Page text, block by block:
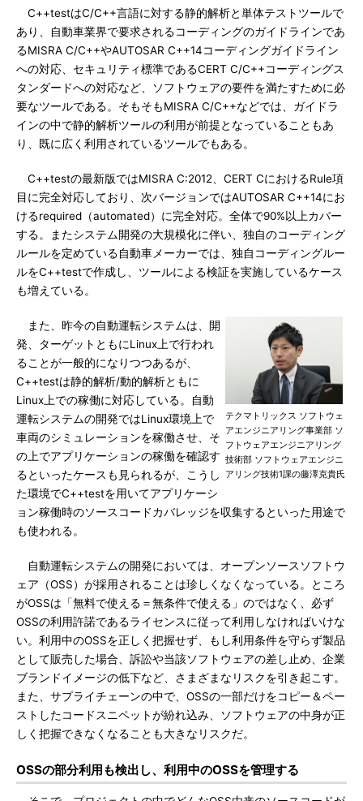
C++testはC/C++言語に対する静的解析と単体テストツールで
あり、自動車業界で要求されるコーディングのガイドラインであ
るMISRA C/C++やAUTOSAR C++14コーディングガイドライン
への対応、セキュリティ標準であるCERT C/C++コーディングス
タンダードへの対応など、ソフトウェアの要件を満たすために必
要なツールである。そもそもMISRA C/C++などでは、ガイドラ
インの中で静的解析ツールの利用が前提となっていることもあ
り、既に広く利用されているツールでもある。
C++testの最新版ではMISRA C:2012、CERT CにおけるRule項
目に完全対応しており、次バージョンではAUTOSAR C++14にお
けるrequired（automated）に完全対応。全体で90%以上カバー
する。またシステム開発の大規模化に伴い、独自のコーディング
ルールを定めている自動車メーカーでは、独自コーディングルー
ルをC++testで作成し、ツールによる検証を実施しているケース
も増えている。
テクマトリックス ソフトウェ
アエンジニアリング事業部 ソ
フトウェアエンジニアリング
技術部 ソフトウェアエンジニ
アリング技術1課の藤澤克貴氏
また、昨今の自動運転システムは、開
発、ターゲットともにLinux上で行われ
ることが一般的になりつつあるが、
C++testは静的解析/動的解析ともに
Linux上での稼働に対応している。自動
運転システムの開発ではLinux環境上で
車両のシミュレーションを稼働させ、そ
の上でアプリケーションの稼働を確認す
るといったケースも見られるが、こうし
た環境でC++testを用いてアプリケーシ
ョン稼働時のソースコードカバレッジを収集するといった用途で
も使われる。
自動運転システムの開発においては、オープンソースソフトウ
ェア（OSS）が採用されることは珍しくなくなっている。ところ
がOSSは「無料で使える＝無条件で使える」のではなく、必ず
OSSの利用許諾であるライセンスに従って利用しなければいけな
い。利用中のOSSを正しく把握せず、もし利用条件を守らず製品
として販売した場合、訴訟や当該ソフトウェアの差し止め、企業
ブランドイメージの低下など、さまざまなリスクを引き起こす。
また、サプライチェーンの中で、OSSの一部だけをコピー＆ペー
ストしたコードスニペットが紛れ込み、ソフトウェアの中身が正
しく把握できなくなることも大きなリスクだ。
OSSの部分利用も検出し、利用中のOSSを管理する